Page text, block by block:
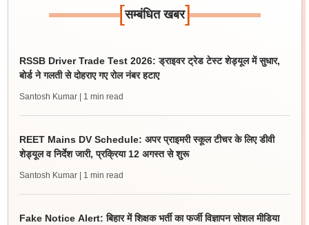
[सम्बंधित खबर]
RSSB Driver Trade Test 2026: ड्राइवर ट्रेड टेस्ट शेड्यूल में सुधार,
बोर्ड ने गलती से दोहराए गए रोल नंबर हटाए
Santosh Kumar | 1 min read
REET Mains DV Schedule: अपर प्राइमरी स्कूल टीचर के लिए डीवी
शेड्यूल व निर्देश जारी, प्रक्रिया 12 अगस्त से शुरू
Santosh Kumar | 1 min read
Fake Notice Alert: बिहार में शिक्षक भर्ती का फर्जी विज्ञापन सोशल मीडिया